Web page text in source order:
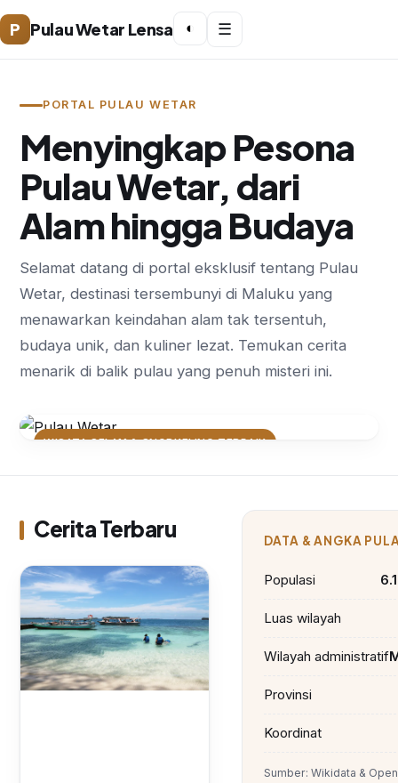
P Pulau Wetar Lensa ◐ ☰
PORTAL PULAU WETAR
Menyingkap Pesona
Pulau Wetar, dari
Alam hingga Budaya
Selamat datang di portal eksklusif tentang Pulau
Wetar, destinasi tersembunyi di Maluku yang
menawarkan keindahan alam tak tersentuh,
budaya unik, dan kuliner lezat. Temukan cerita
menarik di balik pulau yang penuh misteri ini.
WISATA SELAM & SNORKELING TERBAIK
Pecinta Selam
Cerita Terbaru DATA & ANGKA
Populasi
Luas wilayah
Wilayah administratif
Provinsi
Koordinat
Sumber: Wikidata &